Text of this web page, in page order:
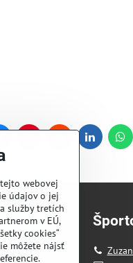
RedditLinkedIn
webovej
údajov o jej
služby tretích
v EÚ,
cookies“
môžete nájsť